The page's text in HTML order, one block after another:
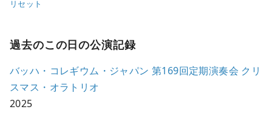
リセット
過去のこの日の公演記録
バッハ・コレギウム・ジャパン 第169回定期演奏会 クリ
スマス・オラトリオ
2025